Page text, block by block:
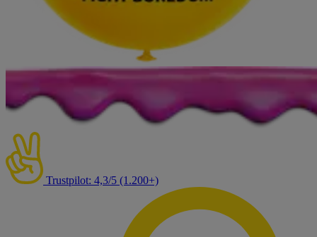
Trustpilot: 4,3/5 (1.200+)